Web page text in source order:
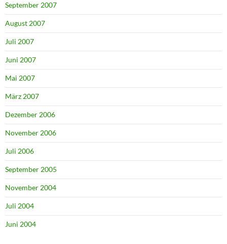
September 2007
August 2007
Juli 2007
Juni 2007
Mai 2007
März 2007
Dezember 2006
November 2006
Juli 2006
September 2005
November 2004
Juli 2004
Juni 2004